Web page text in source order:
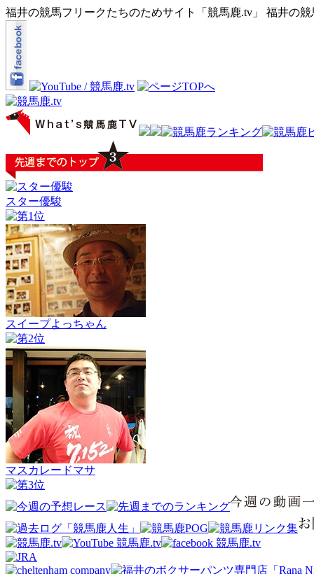
福井の競馬フリークたちのためサイト「競馬鹿.tv」 福井の
スター優駿
スイープよっちゃん
マスカレードマサ